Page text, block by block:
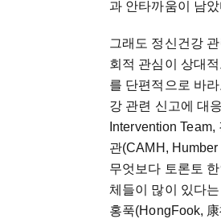
과 안타까움이 남았
그래도 정신건강
회적 관심이 상대
를 단편적으로 바
강 관련 신고에 대
Intervention
관(CAMH,
무엇보다 토론토
체들이 많이 있다
홍푹(HongFook,